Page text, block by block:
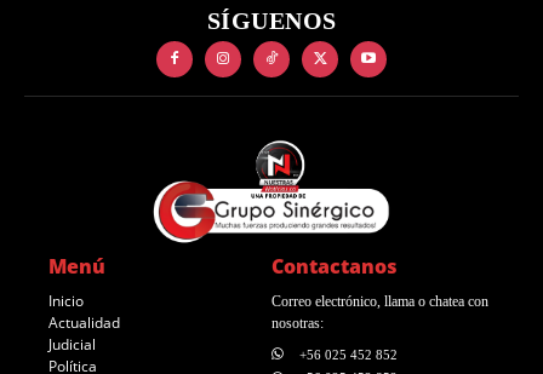
SÍGUENOS
Menú
Inicio
Actualidad
Judicial
Política
Contactanos
Correo electrónico, llama o chatea con
nosotras:
+56 025 452 852